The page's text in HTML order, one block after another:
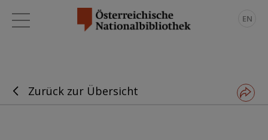
EN
Zurück zur Übersicht